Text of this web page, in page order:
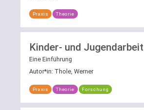
Praxis Theorie
Kinder- und Jugendarbeit
Eine Einführung
Autor*in: Thole, Werner
Praxis Theorie Forschung